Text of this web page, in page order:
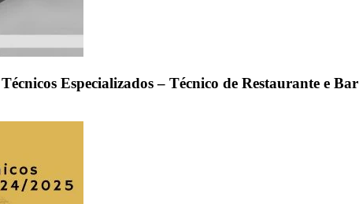
Especializados – Técnico de Restaurante e Bar